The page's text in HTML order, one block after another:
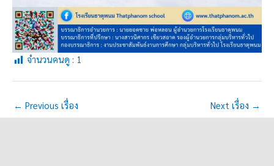
จำนวนคนดู : 1
← Previous เรื่อง Next เรื่อง →